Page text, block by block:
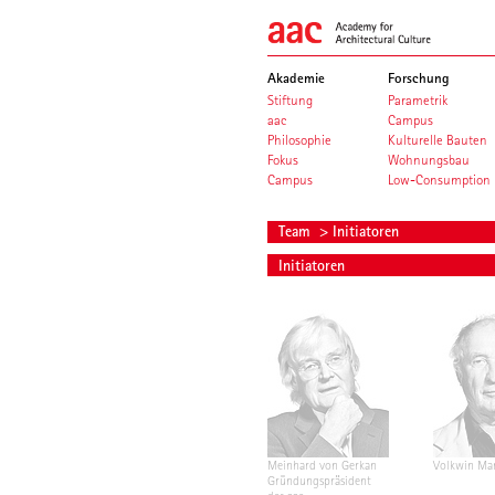
Akademie
Stiftung
aac
Philosophie
Fokus
Campus
Forschung
Parametrik
Campus
Kulturelle Bauten
Wohnungsbau
Low-Consumption
Team > Initiatoren
Initiatoren
Meinhard von Gerkan
Gründungspräsident
Volkwin